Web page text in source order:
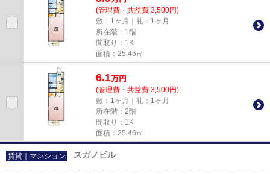
(管理費・共益費 3,500円)
敷：1ヶ月｜礼：1ヶ月
所在階：1階
間取り：1K
面積：25.46㎡
6.1万円
(管理費・共益費 3,500円)
敷：1ヶ月｜礼：1ヶ月
所在階：2階
間取り：1K
面積：25.46㎡
賃貸｜マンション スガノビル